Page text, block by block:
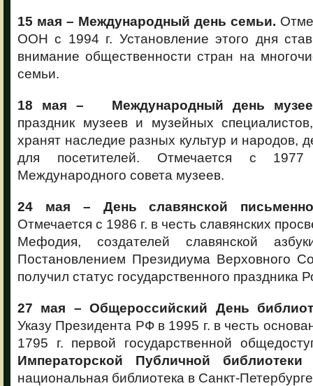
15 мая – Международный день семьи.
ООН с 1994 г. Установление этого дня
внимание общественности стран на
семьи.
18 мая – Международный день
праздник музеев и музейных
хранят наследие разных культур и народов,
для посетителей. Отмечается с
Международного совета музеев.
24 мая – День славянской
Отмечается с 1986 г. в честь славянских
Мефодия, создателей славянской
Постановлением Президиума Верховного
получил статус государственного праздника
27 мая – Общероссийский День
Указу Президента РФ в 1995 г. в честь
1795 г. первой государственной
Императорской Публичной библиотеки
национальная библиотека в Санкт-